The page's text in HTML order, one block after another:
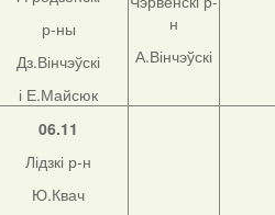
р-ны
Дз.Вінчэўскі
і Е.Майсюк
н
А.Вінчэўскі
06.11
Лідзкі р-н
Ю.Квач